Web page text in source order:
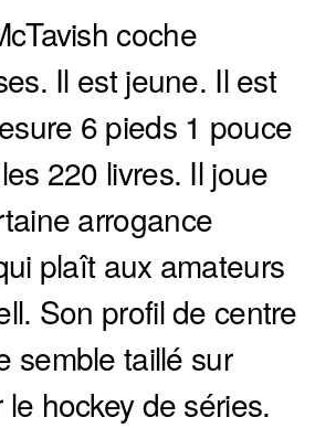
coche
Il est jeune. Il est
6 pieds 1 pouce
220 livres. Il joue
arrogance
plaît aux amateurs
Son profil de centre
semble taillé sur
hockey de séries.